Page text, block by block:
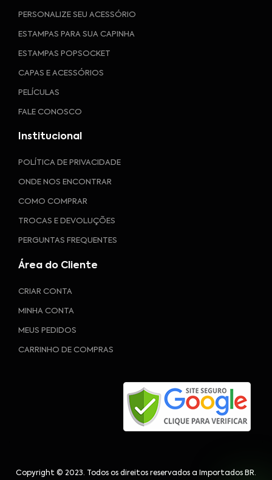
PERSONALIZE SEU ACESSÓRIO
ESTAMPAS PARA SUA CAPINHA
ESTAMPAS POPSOCKET
CAPAS E ACESSÓRIOS
PELÍCULAS
FALE CONOSCO
Institucional
POLÍTICA DE PRIVACIDADE
ONDE NOS ENCONTRAR
COMO COMPRAR
TROCAS E DEVOLUÇÕES
PERGUNTAS FREQUENTES
Área do Cliente
CRIAR CONTA
MINHA CONTA
MEUS PEDIDOS
CARRINHO DE COMPRAS
Copyright © 2023. Todos os direitos reservados a Importados BR.